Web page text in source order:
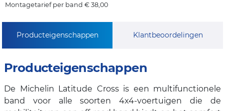
Montagetarief per band € 38,00
Producteigenschappen Klantbeoordelingen
Producteigenschappen
De Michelin Latitude Cross is een multifunctionele
band voor alle soorten 4x4-voertuigen die de